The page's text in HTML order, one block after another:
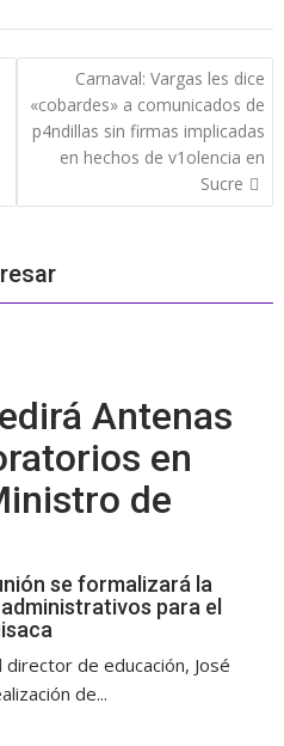
Carnaval: Vargas les dice
«cobardes» a comunicados de
p4ndillas sin firmas implicadas
en hechos de v1olencia en
Sucre
Antenas
en
de
se formalizará la
para el
de educación, José
de...